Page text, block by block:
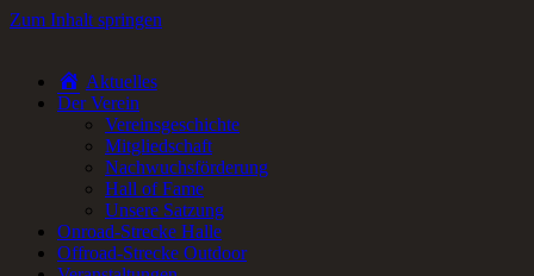
Zum Inhalt springen
RC-Car Verein in Frankfurt am Main für Offroad- und Onroad RC-
Aktuelles
Der Verein
Vereinsgeschichte
Mitgliedschaft
Nachwuchsförderung
Hall of Fame
Unsere Satzung
Onroad-Strecke Halle
Offroad-Strecke Outdoor